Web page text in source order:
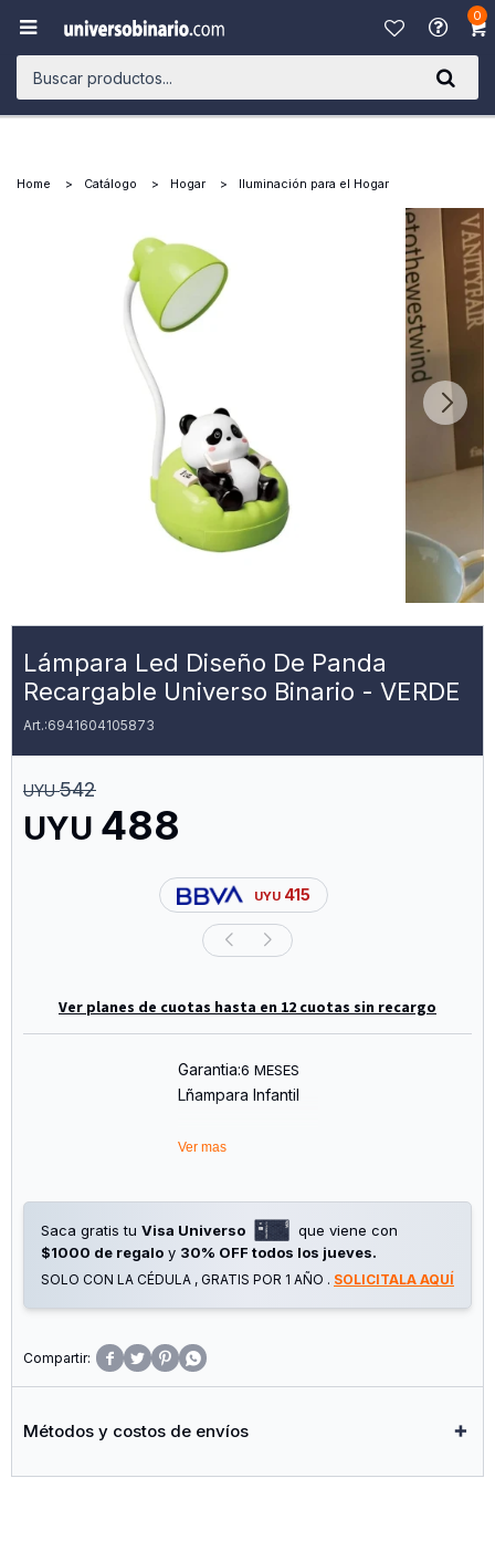
0

Home Catálogo Hogar Iluminación para el Hogar
Lámpara Led Diseño De Panda
Recargable Universo Binario - VERDE
6941604105873
UYU 488
UYU 542
UYU 415
Ver planes de cuotas hasta en 12 cuotas sin recargo
Garantia:6 MESES
Lñampara Infantil
Modelo: L34p
Ver mas
Saca gratis tu Visa Universo
que viene con
$1000 de regalo y 30% OFF todos los jueves.
SOLO CON LA CÉDULA , GRATIS POR 1 AÑO . SOLICITALA AQUÍ
   
Métodos y costos de envíos